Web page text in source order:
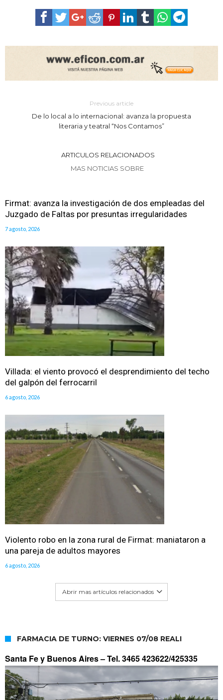
Previous article
De lo local a lo internacional: avanza la propuesta
literaria y teatral “Nos Contamos”
ARTICULOS RELACIONADOS
MAS NOTICIAS SOBRE
Firmat: avanza la investigación de dos empleadas del
Juzgado de Faltas por presuntas irregularidades
7 agosto, 2026
Villada: el viento provocó el desprendimiento del techo
del galpón del ferrocarril
6 agosto, 2026
Violento robo en la zona rural de Firmat: maniataron a
una pareja de adultos mayores
6 agosto, 2026
Abrir mas artículos relacionados
FARMACIA DE TURNO: VIERNES 07/08 REALI
Santa Fe y Buenos Aires –Tel. 3465 423622/425335